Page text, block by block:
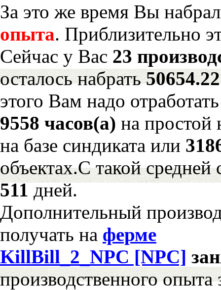
За это же время Вы
опыта. Приблизительно
Сейчас у Вас 23
осталось набрать
этого Вам надо отработать
9558 часов(а) на
на базе синдиката или
объектах.С такой средней
511дней.
Дополнительный
получать на ферме
KillBill_2_NPC [NPC]
производственного опыта